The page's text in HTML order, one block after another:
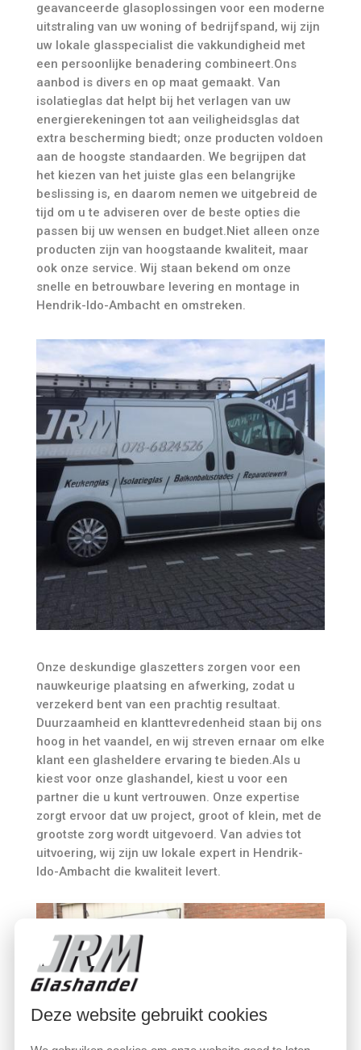
geavanceerde glasoplossingen voor een moderne
uitstraling van uw woning of bedrijfspand, wij zijn
uw lokale glasspecialist die vakkundigheid met
een persoonlijke benadering combineert.Ons
aanbod is divers en op maat gemaakt. Van
isolatieglas dat helpt bij het verlagen van uw
energierekeningen tot aan veiligheidsglas dat
extra bescherming biedt; onze producten voldoen
aan de hoogste standaarden. We begrijpen dat
het kiezen van het juiste glas een belangrijke
beslissing is, en daarom nemen we uitgebreid de
tijd om u te adviseren over de beste opties die
passen bij uw wensen en budget.Niet alleen onze
producten zijn van hoogstaande kwaliteit, maar
ook onze service. Wij staan bekend om onze
snelle en betrouwbare levering en montage in
Hendrik-Ido-Ambacht en omstreken.
Onze deskundige glaszetters zorgen voor een
nauwkeurige plaatsing en afwerking, zodat u
verzekerd bent van een prachtig resultaat.
Duurzaamheid en klanttevredenheid staan bij ons
hoog in het vaandel, en wij streven ernaar om elke
klant een glasheldere ervaring te bieden.Als u
kiest voor onze glashandel, kiest u voor een
partner die u kunt vertrouwen. Onze expertise
zorgt ervoor dat uw project, groot of klein, met de
grootste zorg wordt uitgevoerd. Van advies tot
uitvoering, wij zijn uw lokale expert in Hendrik-
Ido-Ambacht die kwaliteit levert.
Deze website gebruikt cookies